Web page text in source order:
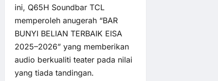
ini, Q65H Soundbar TCL
memperoleh anugerah “BAR
BUNYI BELIAN TERBAIK EISA
2025–2026” yang memberikan
audio berkualiti teater pada nilai
yang tiada tandingan.